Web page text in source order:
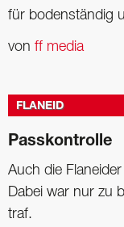
für bodenständig
von ff media
FLANEID
Passkontrolle
Auch die
Dabei war nur zu
traf.